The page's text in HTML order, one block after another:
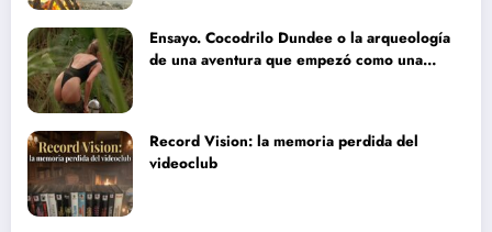
Ensayo. Cocodrilo Dundee o la arqueología
de una aventura que empezó como una
Record Vision: la memoria perdida del
videoclub